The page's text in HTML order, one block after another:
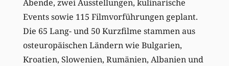
Abende, zwei Ausstellungen, kulinarische
Events sowie 115 Filmvorführungen geplant.
Die 65 Lang- und 50 Kurzfilme stammen aus
osteuropäischen Ländern wie Bulgarien,
Kroatien, Slowenien, Rumänien, Albanien und